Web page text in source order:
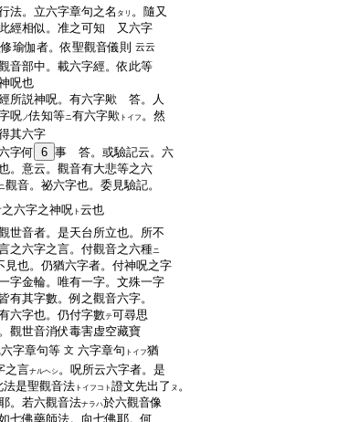
法。立六字章句之名 タリ 。隨又
經相似。准之可知 又六字
瑜伽者。依聖觀音儀則 云云
音部中。載六字經。依此等
呪也
所説神呪。有六字歟 答。人
呪ノ佉知等ニ有六字歟 トイフ 。然
其六字
字何 6 事 答。或驗記云。六
。意云。觀音有大悲等之六
觀音。祕六字也。委見驗記。
六字之神呪 ト 云也
世音者。是天台所立也。所不
之六字之言。付觀音之六種ニ
見也。仍猶六字者。付神呪之字
字金輪。唯有一字。文殊一字
有其字數。例之觀音六字。
六字也。仍付字數テ可尋思
觀世音消伏毒害虚空藏寶
字章句等 文 六字章句 トイフ猶
之言ナルヘシ。呪所云六字者。是
法是聖觀音法 トイフコト 證文先出了 ヌ 。
。若六觀音法ナラハ於六觀音像
七佛藥師法。向七佛耶。何